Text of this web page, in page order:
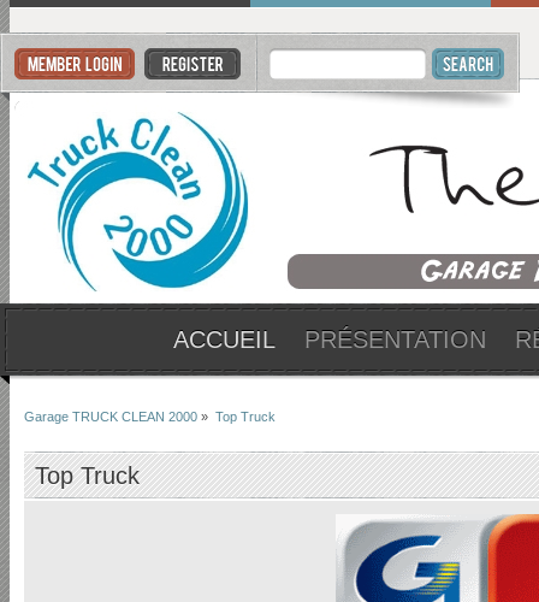
ACCUEIL PRÉSENTATION
Garage TRUCK CLEAN 2000 » Top Truck
Top Truck